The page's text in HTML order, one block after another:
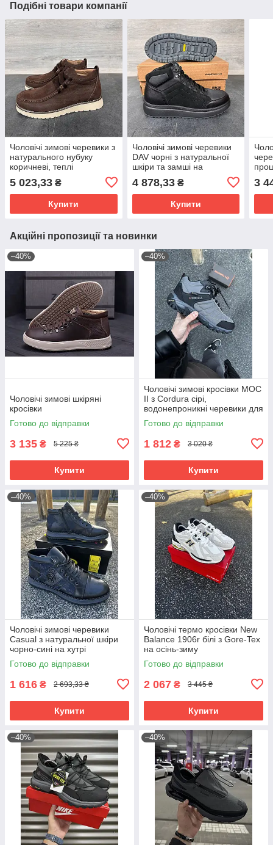
Подібні товари компанії
Чоловічі зимові черевики з
натурального нубуку
коричневі, теплі
повсякденні черевики на
вовні
5 023,33 ₴
Купити
Чоловічі зимові черевики
DAV чорні з натуральної
шкіри та замші на
4 878,33₴
Купити
3
Акційні пропозиції та новинки
–40%
Чоловічі зимові шкіряні
кросівки
Готово до відправки
3 135 ₴ 5 225 ₴
Купити
–40%
Чоловічі зимові кросівки MOC
II з Cordura сірі,
водонепроникні черевики для
повсякденного носіння
Готово до відправки
1 812 ₴ 3 020 ₴
Купити
–40%
Чоловічі зимові черевики
Casual з натуральної шкіри
чорно-сині на хутрі
Готово до відправки
1 616 ₴ 2 693,33 ₴
Купити
–40%
Чоловічі термо кросівки New
Balance 1906r білі з Gore-Tex
на осінь-зиму
Готово до відправки
2 067 ₴ 3 445 ₴
Купити
–40% –40%